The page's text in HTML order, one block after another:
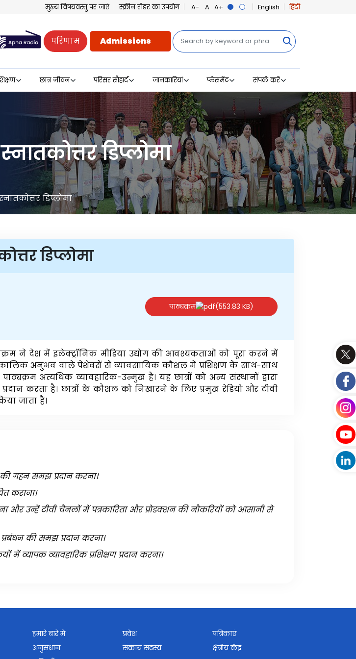
मुख्य विषयवस्तु पर जाएं स्क्रीन रीडर का उपयोग English हिंदी
परिणाम Admissions खोज
छात्र जीवन परिसर सौहार्द जानकारियां प्लेसमेंट संपर्क करें
डिप्लोमा
डिप्लोमा
डिप्लोमा
पाठ्यक्रम (553.83 KB)
ने देश में इलेक्ट्रॉनिक मीडिया उद्योग की आवश्यकताओं को पूरा करने में
अनुभव वाले पेशेवरों से व्यावसायिक कौशल में प्रशिक्षण के साथ-साथ
अत्यधिक व्यावहारिक-उन्मुख है। यह छात्रों को अन्य संस्थानों द्वारा
करता है। छात्रों के कौशल को निखारने के लिए प्रमुख रेडियो और टीवी
जाता है।
गहन समझ प्रदान करना।
कराना।
और उन्हें टीवी चैनलों में पत्रकारिता और प्रोडक्शन की नौकरियों को आसानी से
की समझ प्रदान करना।
में व्यापक व्यावहारिक प्रशिक्षण प्रदान करना।
हमारे बारे में प्रवेश
पत्रिकाएं
अनुसंधान
संकाय सदस्य
क्षेत्रीय केंद्र